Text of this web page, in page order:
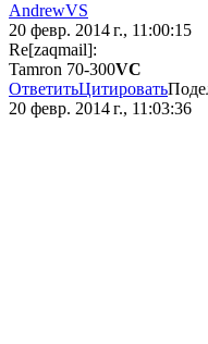
AndrewVS
20 февр. 2014 г., 11:00:15
Re[zaqmail]:
Tamron 70-300VC
ОтветитьЦитировать
20 февр. 2014 г., 11:03:36